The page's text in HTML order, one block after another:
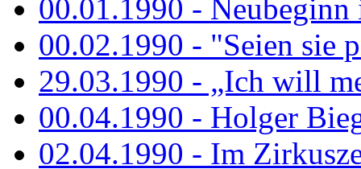
00.01.1990 -
00.02.1990 - "Seien sie
29.03.1990 - „Ich will
00.04.1990 - Holger
02.04.1990 - Im